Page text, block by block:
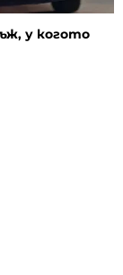
у когото